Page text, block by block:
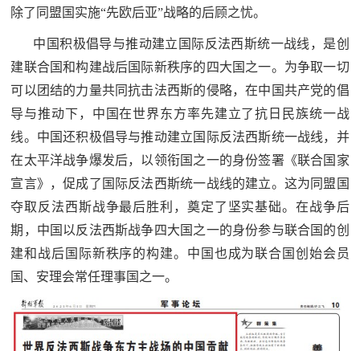
除了同盟国实施“先欧后亚”战略的后顾之忧。
中国积极倡导与推动建立国际反法西斯统一战线，是创
建联合国和构建战后国际新秩序的四大国之一。为争取一切
可以团结的力量共同抗击法西斯的侵略，在中国共产党的倡
导与推动下，中国在世界东方率先建立了抗日民族统一战
线。中国还积极倡导与推动建立国际反法西斯统一战线，并
在太平洋战争爆发后，以领衔国之一的身份签署《联合国家
宣言》，促成了国际反法西斯统一战线的建立。这为同盟国
夺取反法西斯战争最后胜利，奠定了坚实基础。在战争后
期，中国以反法西斯战争四大国之一的身份参与联合国的创
建和战后国际新秩序的构建。中国也成为联合国创始会员
国、安理会常任理事国之一。